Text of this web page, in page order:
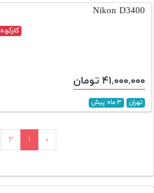
Nikon D3400
کارکرده
۴۱,۰۰۰,۰۰۰ تومان
تهران ۳ ماه پیش
‹ ۱ ۲